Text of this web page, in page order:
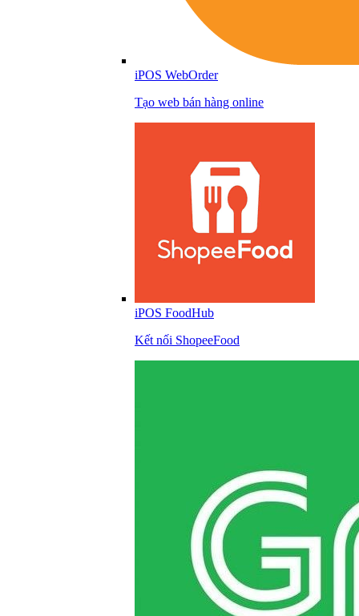
iPOS WebOrder
Tạo web bán hàng online
iPOS FoodHub
Kết nối ShopeeFood